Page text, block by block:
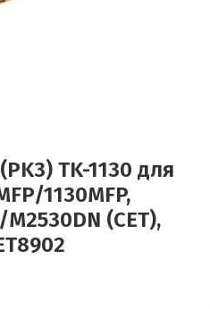
TK-1130 для
1130MFP,
(CET),